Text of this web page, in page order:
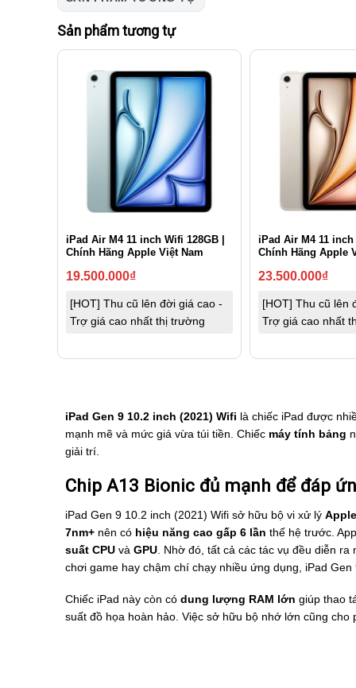
Sản phẩm tương tự
iPad Air M4 11 inch Wifi 128GB |
Chính Hãng Apple Việt Nam
19.500.000₫
[HOT] Thu cũ lên đời giá cao -
Trợ giá cao nhất thị trường
iPad Air M4 11 inch
Chính Hãng Apple
23.500.000₫
[HOT] Thu cũ lên
Trợ giá cao nhất
iPad Gen 9 10.2 inch (2021) Wifi là chiếc iPad được
mạnh mẽ và mức giá vừa túi tiền. Chiếc máy tính bảng
giải trí.
Chip A13 Bionic đủ mạnh để đáp
iPad Gen 9 10.2 inch (2021) Wifi sở hữu bộ vi xử lý
7nm+nên có hiệu năng cao gấp 6 lần thế hệ trước.
suất CPUvà GPU. Nhờ đó, tất cả các tác vụ đều diễn
chơi game hay chậm chí chạy nhiều ứng dụng, iPad
Chiếc iPad này còn có dung lượng RAM lớn giúp thao
suất đồ họa hoàn hảo. Việc sở hữu bộ nhớ lớn cũng cho